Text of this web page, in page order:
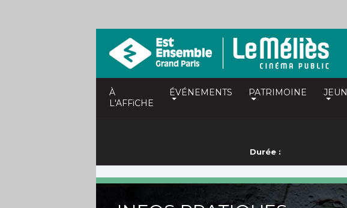
À
L'AFFiCHE
ÉVÉNEMENTS PATRIMOINE
Durée :